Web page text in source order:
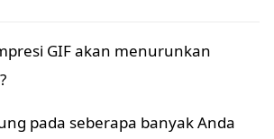
GIF akan menurunkan
pada seberapa banyak Anda